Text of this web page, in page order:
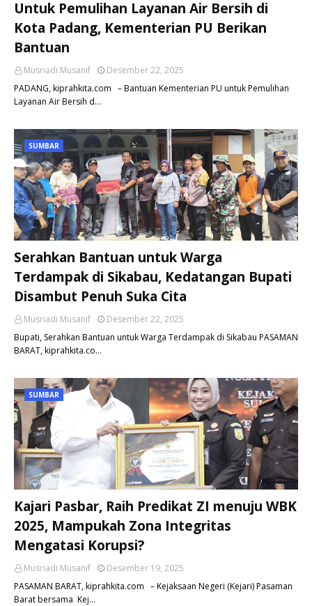
Untuk Pemulihan Layanan Air Bersih di
Kota Padang, Kementerian PU Berikan
Bantuan
Musriadi Musanif
Desember 22, 2025
PADANG, kiprahkita.com – Bantuan Kementerian PU untuk Pemulihan
Layanan Air Bersih d…
SUMBAR
Serahkan Bantuan untuk Warga
Terdampak di Sikabau, Kedatangan Bupati
Disambut Penuh Suka Cita
Musriadi Musanif
Desember 22, 2025
Bupati, Serahkan Bantuan untuk Warga Terdampak di Sikabau PASAMAN
BARAT, kiprahkita.co…
SUMBAR
Kajari Pasbar, Raih Predikat ZI menuju WBK
2025, Mampukah Zona Integritas
Mengatasi Korupsi?
Musriadi Musanif
Desember 19, 2025
PASAMAN BARAT, kiprahkita.com – Kejaksaan Negeri (Kejari) Pasaman
Barat bersama Kej…